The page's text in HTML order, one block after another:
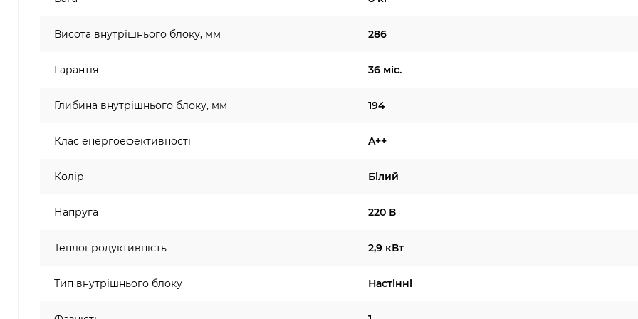
Висота внутрішнього блоку, мм 286
Гарантія 36 міс.
Глибина внутрішнього блоку, мм 194
Клас енергоефективності A++
Колір Білий
Напруга 220 В
Теплопродуктивність 2,9 кВт
Тип внутрішнього блоку Настінні